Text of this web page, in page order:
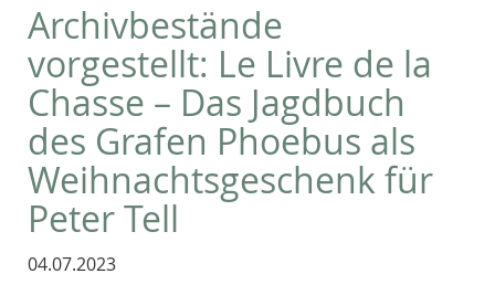
Archivbestände
vorgestellt: Le Livre de la
Chasse – Das Jagdbuch
des Grafen Phoebus als
Weihnachtsgeschenk für
Peter Tell
04.07.2023